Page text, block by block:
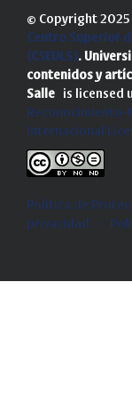
© Copyright 2025
Centro Superior
(CSEULS).
contenidos y
Salle is licensed
Reconocimiento-
Internacional
Política de
privacidad
-